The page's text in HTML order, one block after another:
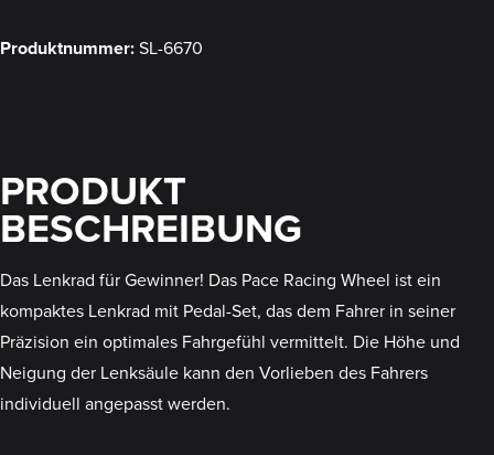
Produktnummer:SL-6670
PRODUKT
BESCHREIBUNG
Das Lenkrad für Gewinner! Das Pace Racing Wheel ist ein
kompaktes Lenkrad mit Pedal-Set, das dem Fahrer in seiner
Präzision ein optimales Fahrgefühl vermittelt. Die Höhe und
Neigung der Lenksäule kann den Vorlieben des Fahrers
individuell angepasst werden.